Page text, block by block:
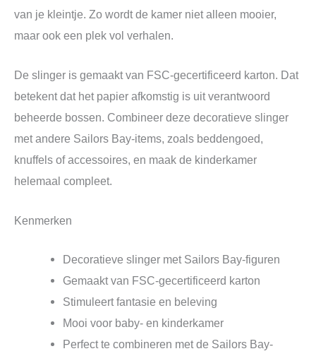
van je kleintje. Zo wordt de kamer niet alleen mooier,
maar ook een plek vol verhalen.
De slinger is gemaakt van FSC-gecertificeerd karton. Dat
betekent dat het papier afkomstig is uit verantwoord
beheerde bossen. Combineer deze decoratieve slinger
met andere Sailors Bay-items, zoals beddengoed,
knuffels of accessoires, en maak de kinderkamer
helemaal compleet.
Kenmerken
Decoratieve slinger met Sailors Bay-figuren
Gemaakt van FSC-gecertificeerd karton
Stimuleert fantasie en beleving
Mooi voor baby- en kinderkamer
Perfect te combineren met de Sailors Bay-